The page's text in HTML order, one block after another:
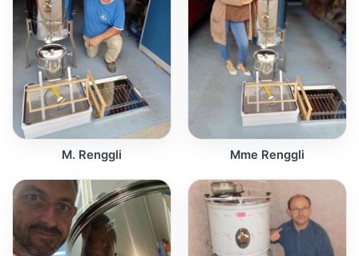
M. Renggli Mme Renggli